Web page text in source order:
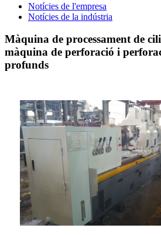
Notícies de l'empresa
Notícies de la indústria
Màquina de processament de
màquina de perforació i
profunds